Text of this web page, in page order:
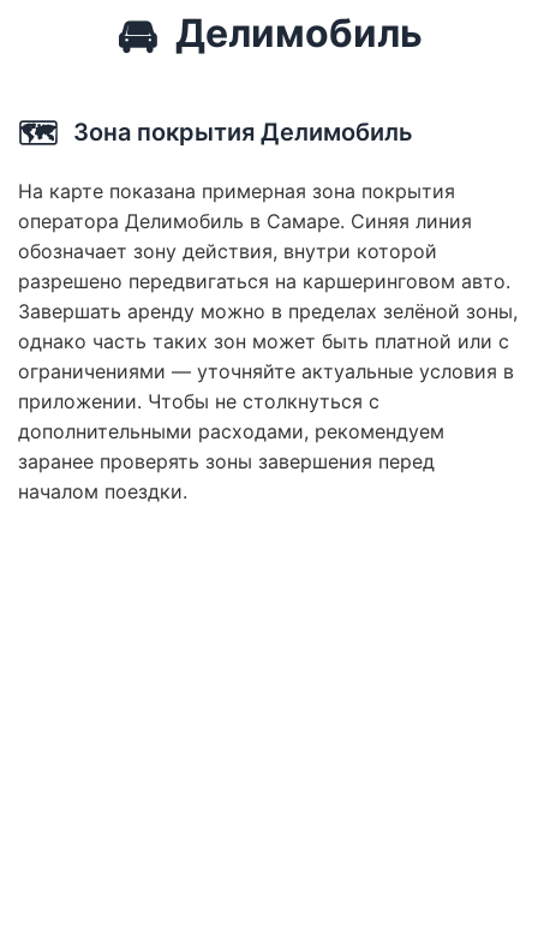
🚘 Делимобиль
🗺️ Зона покрытия Делимобиль
На карте показана примерная зона покрытия
оператора Делимобиль в Самаре. Синяя линия
обозначает зону действия, внутри которой
разрешено передвигаться на каршеринговом авто.
Завершать аренду можно в пределах зелёной зоны,
однако часть таких зон может быть платной или с
ограничениями — уточняйте актуальные условия в
приложении. Чтобы не столкнуться с
дополнительными расходами, рекомендуем
заранее проверять зоны завершения перед
началом поездки.